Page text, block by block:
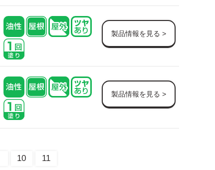
製品情報を見る >
製品情報を見る >
10 11